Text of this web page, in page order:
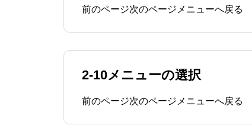
前のページ次のページメニューへ戻る
2-10メニューの選択
前のページ次のページメニューへ戻る